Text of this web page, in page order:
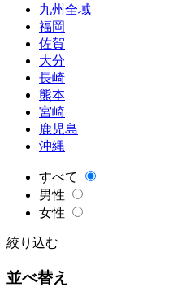
九州全域
福岡
佐賀
大分
長崎
熊本
宮崎
鹿児島
沖縄
すべて
男性
女性
絞り込む
並べ替え